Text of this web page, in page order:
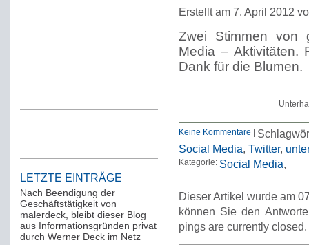
LETZTE EINTRÄGE
Nach Beendigung der
Geschäftstätigkeit von
malerdeck, bleibt dieser Blog
aus Informationsgründen privat
durch Werner Deck im Netz
Erstellt am 7. April 2012
Zwei Stimmen von
Media – Aktivitäten.
Dank für die Blumen.
Keine Kommentare
Social Media, Twitter,
Kategorie: Social Media
Dieser Artikel wurde am
können Sie den
pings are currently closed.